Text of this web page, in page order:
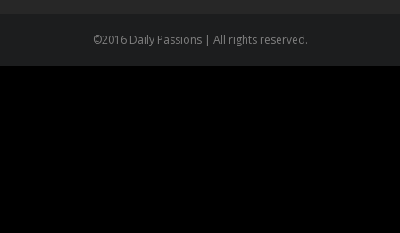
©2016 Daily Passions | All rights reserved.